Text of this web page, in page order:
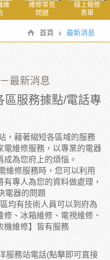
維
維修常見
問題
線上報修
表單
首頁 最新消息
最新消息
區服務據點/電話專
，藉著縮短各區域的服務
電維修服務，以專業的電器
為您府上的煩惱。
維修服務時，您可以利用
專人為您的資料做處理，
電器的問題
均有技術人員可以到府為
、冰箱維修、電視維修、
機維修】皆有服務
服務站電話(點擊即可直接